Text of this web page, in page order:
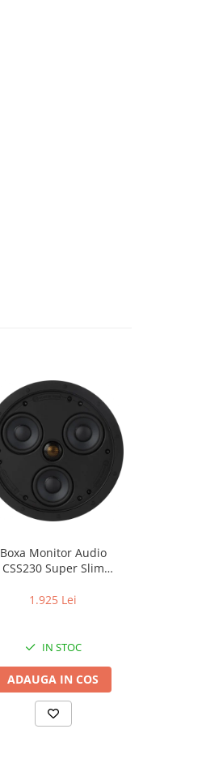
Boxa Monitor Audio
CSS230 Super Slim
1.925 Lei
IN STOC
ADAUGA IN COS